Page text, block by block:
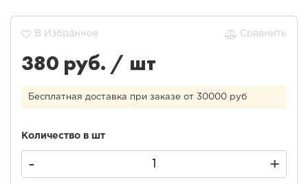
В Избранное Сравнить
380 руб. / шт
Бесплатная доставка при заказе от 30000 руб
Количество в шт
+
-